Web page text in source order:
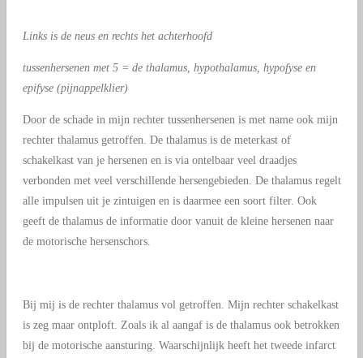
Links is de neus en rechts het achterhoofd
tussenhersenen met 5 = de thalamus, hypothalamus, hypofyse en
epifyse (pijnappelklier)
Door de schade in mijn rechter tussenhersenen is met name ook mijn
rechter thalamus getroffen. De thalamus is de meterkast of
schakelkast van je hersenen en is via ontelbaar veel draadjes
verbonden met veel verschillende hersengebieden. De thalamus regelt
alle impulsen uit je zintuigen en is daarmee een soort filter. Ook
geeft de thalamus de informatie door vanuit de kleine hersenen naar
de motorische hersenschors.
Bij mij is de rechter thalamus vol getroffen. Mijn rechter schakelkast
is zeg maar ontploft. Zoals ik al aangaf is de thalamus ook betrokken
bij de motorische aansturing. Waarschijnlijk heeft het tweede infarct